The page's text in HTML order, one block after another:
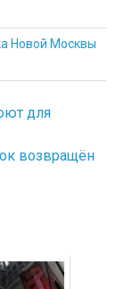
Новой Москвы
для
возвращён